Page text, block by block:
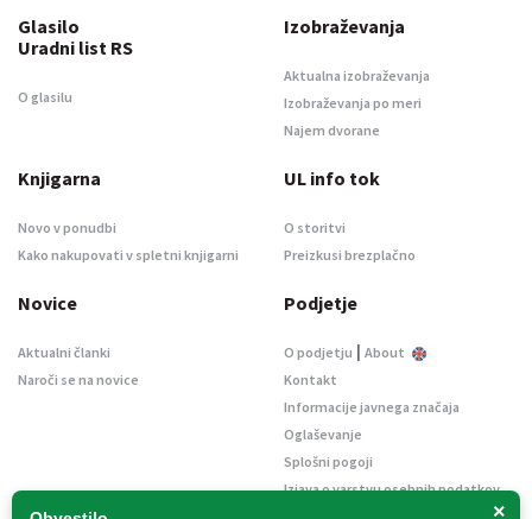
×
Glasilo
Uradni list RS
O glasilu
Izobraževanja
Aktualna izobraževanja
Izobraževanja po meri
Najem dvorane
Knjigarna
Novo v ponudbi
Kako nakupovati v spletni knjigarni
UL info tok
O storitvi
Preizkusi brezplačno
Novice
Aktualni članki
Naroči se na novice
Podjetje
O podjetju | About
Kontakt
Informacije javnega značaja
Oglaševanje
Splošni pogoji
Izjava o varstvu osebnih podatkov